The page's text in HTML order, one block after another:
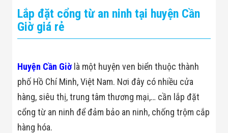
Mật Thông Tin
Thông Tin
Giải Pháp
Giải Pháp Thiết
Bị Ngành Thủy
Lạnh
Giải Pháp Thiết
Bị Ngành Thực
Lắp đặt cổng từ an ninh tại huyện Cần
Giờ giá rẻ
Huyện Cần Giờ là một huyện ven biển thuộc thành
phố Hồ Chí Minh, Việt Nam. Nơi đây có nhiều cửa
hàng, siêu thị, trung tâm thương mại,… cần lắp đặt
cổng từ an ninh để đảm bảo an ninh, chống trộm cắp
hàng hóa.